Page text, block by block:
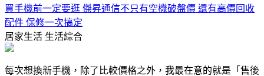
買手機前一定要逛 傑昇通信不只有空機破盤價 還有高價回收
配件 保修一次搞定
居家生活 生活綜合
每次想換新手機，除了比較價格之外，我最在意的就是「售後